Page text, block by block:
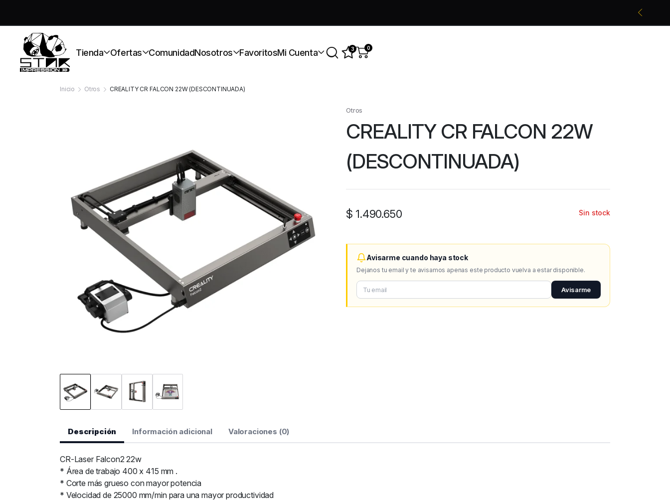
Tienda Ofertas ComunidadNosotros FavoritosMi Cuenta 3 0
Inicio Otros CREALITY CR FALCON 22W (DESCONTINUADA)
Otros
CREALITY CR FALCON 22W
(DESCONTINUADA)
$ 1.490.650 Sin stock
Avisarme cuando haya stock
Dejanos tu email y te avisamos apenas este producto vuelva a estar disponible.
Avisarme
Descripción Información adicional Valoraciones (0)
CR-Laser Falcon2 22w
* Área de trabajo 400 x 415 mm .
* Corte más grueso con mayor potencia
* Velocidad de 25000 mm/min para una mayor productividad